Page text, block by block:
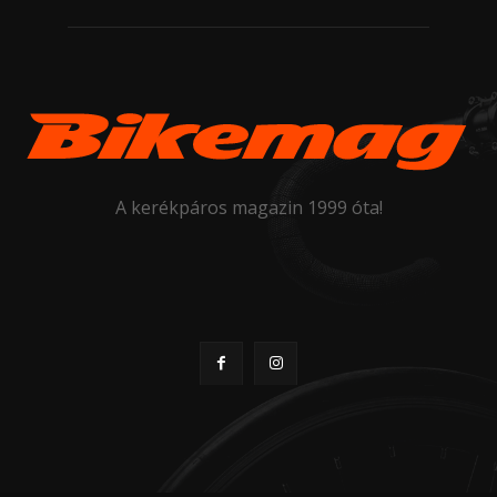
A kerékpáros magazin 1999 óta!